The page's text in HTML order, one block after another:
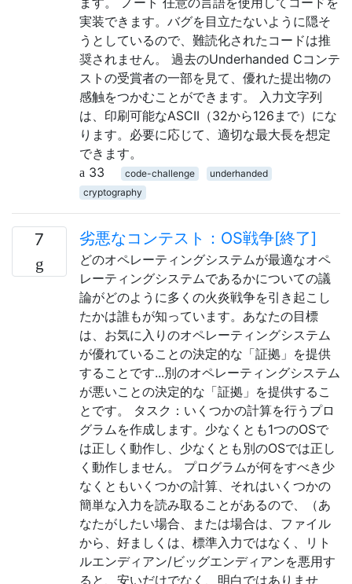
実装できます。バグを目立たないように隠そ
うとしているので、難読化されたコードは推
奨されません。 過去のUnderhanded Cコンテ
ストの受賞者の一部を見て、優れた提出物の
感触をつかむことができます。 入力文字列
は、印刷可能なASCII（32から126まで）にな
ります。必要に応じて、適切な最大長を想定
できます。
33
code-challenge
underhanded
cryptography
7 劣悪なコンテスト：OS戦争[終了]
どのオペレーティングシステムが最適なオペ
レーティングシステムであるかについての議
論がどのように多くの火炎戦争を引き起こし
たかは誰もが知っています。あなたの目標
は、お気に入りのオペレーティングシステム
が優れていることの決定的な「証拠」を提供
することです...別のオペレーティングシステム
が悪いことの決定的な「証拠」を提供するこ
とです。 タスク：いくつかの計算を行うプロ
グラムを作成します。少なくとも1つのOSで
は正しく動作し、少なくとも別のOSでは正し
く動作しません。 プログラムが何をすべき少
なくともいくつかの計算、それはいくつかの
簡単な入力を読み取ることがあるので、（あ
なたがしたい場合、または場合は、ファイル
から、好ましくは、標準入力ではなく、リト
ルエンディアン/ビッグエンディアンを悪用す
ると、安いだけでなく、明白ではありませ